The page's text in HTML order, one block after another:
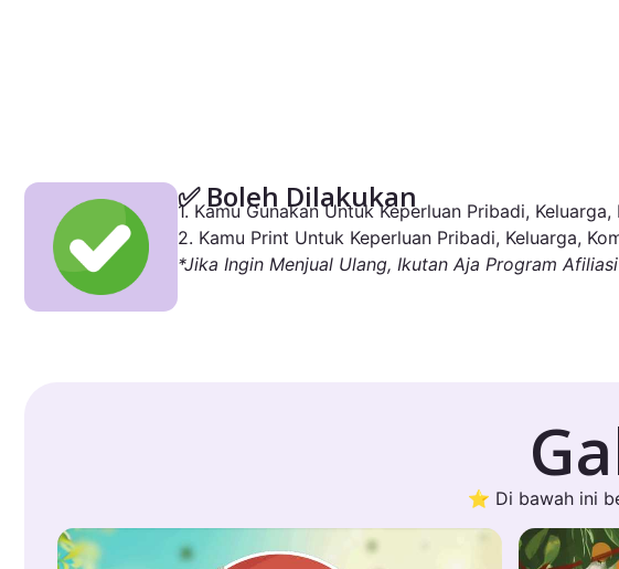
✅ Boleh Dilakukan
1. Kamu Gunakan Untuk Keperluan Pribadi, Keluarga,
2. Kamu Print Untuk Keperluan Pribadi, Keluarga,
*Jika Ingin Menjual Ulang, Ikutan Aja Program
⭐ Di bawah ini